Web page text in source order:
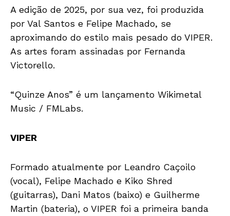
A edição de 2025, por sua vez, foi produzida
por Val Santos e Felipe Machado, se
aproximando do estilo mais pesado do VIPER.
As artes foram assinadas por Fernanda
Victorello.
“Quinze Anos” é um lançamento Wikimetal
Music / FMLabs.
VIPER
Formado atualmente por Leandro Caçoilo
(vocal), Felipe Machado e Kiko Shred
(guitarras), Dani Matos (baixo) e Guilherme
Martin (bateria), o VIPER foi a primeira banda